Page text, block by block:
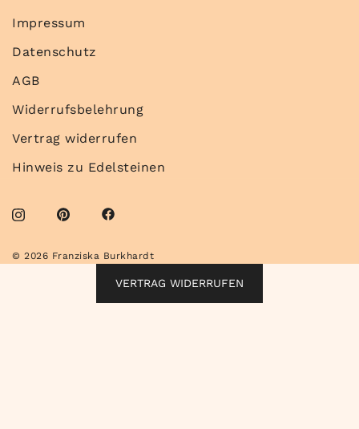
Impressum
Datenschutz
AGB
Widerrufsbelehrung
Vertrag widerrufen
Hinweis zu Edelsteinen
© 2026 Franziska Burkhardt
VERTRAG WIDERRUFEN